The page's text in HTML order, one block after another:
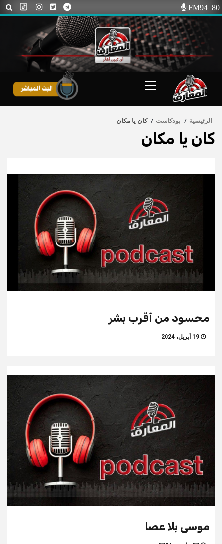
Skip
to
content
FM94_80
Menu
الرئيسية بودكاست كان يا مكان
كان يا مكان
محسود من أقرب بشر
موسى بلا عصا